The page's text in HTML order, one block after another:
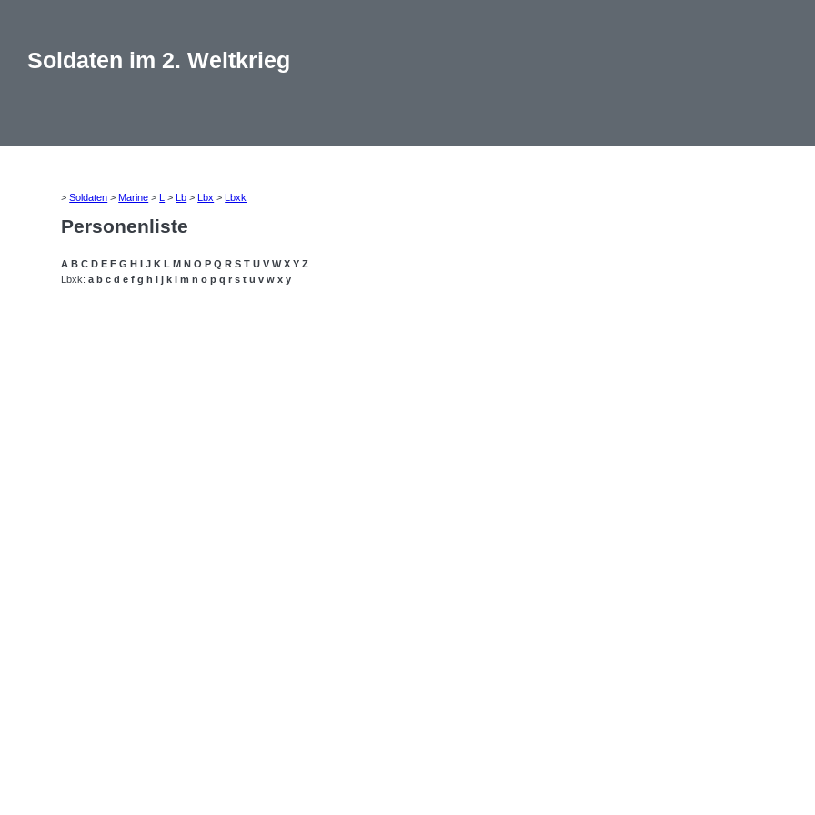
Soldaten im 2. Weltkrieg
>Soldaten >Marine >L >Lb >Lbx >Lbxk
Personenliste
A B C D E F G H I J K L M N O P Q R S T U V W X Y Z
Lbxk:a b c d e f g h i j k l m n o p q r s t u v w x y